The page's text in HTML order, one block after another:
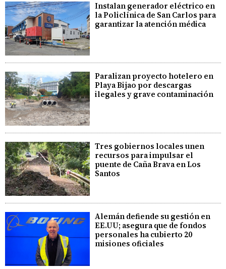
Instalan generador eléctrico en
la Policlínica de San Carlos para
garantizar la atención médica
Paralizan proyecto hotelero en
Playa Bijao por descargas
ilegales y grave contaminación
Tres gobiernos locales unen
recursos para impulsar el
puente de Caña Brava en Los
Santos
Alemán defiende su gestión en
EE.UU; asegura que de fondos
personales ha cubierto 20
misiones oficiales